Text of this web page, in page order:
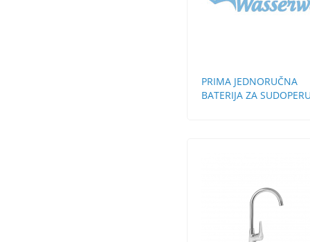
PRIMA JEDNORUČNA
BATERIJA ZA